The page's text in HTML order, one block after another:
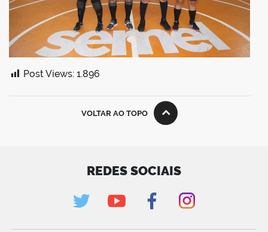
Post Views: 1.896
VOLTAR AO TOPO
REDES SOCIAIS